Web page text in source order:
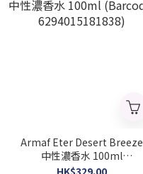
Armaf Eter Desert Breeze
中性濃香水 100ml
(Barcode: 6294015181838)
HK$329.00